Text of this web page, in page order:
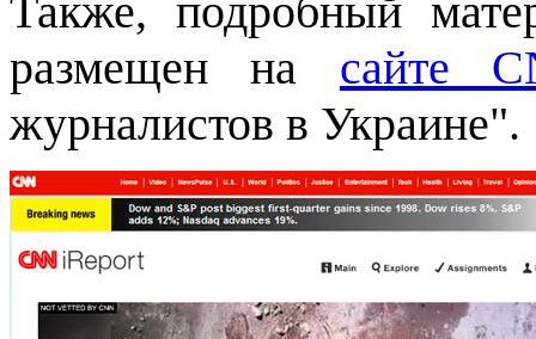
Также, подробный
размещен на сайте
журналистов в Украине".